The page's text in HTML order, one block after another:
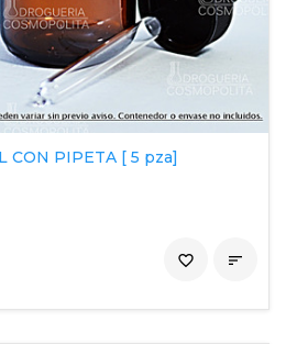
CON PIPETA [ 5 pza]

favorite_border